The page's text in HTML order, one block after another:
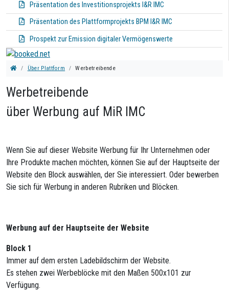
Präsentation des Investitionsprojekts I&R IMC
Präsentation des Plattformprojekts BPM I&R IMC
Prospekt zur Emission digitaler Vermögenswerte
Über Plattform Werbetreibende
Werbetreibende
über Werbung auf MiR IMC
Wenn Sie auf dieser Website Werbung für Ihr Unternehmen oder
Ihre Produkte machen möchten, können Sie auf der Hauptseite der
Website den Block auswählen, der Sie interessiert. Oder bewerben
Sie sich für Werbung in anderen Rubriken und Blöcken.
Werbung auf der Hauptseite der Website
Block 1
Immer auf dem ersten Ladebildschirm der Website.
Es stehen zwei Werbeblöcke mit den Maßen 500x101 zur
Verfügung.